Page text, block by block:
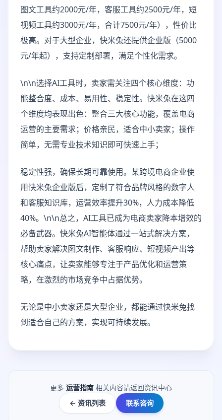
图文工具约2000元/年，客服工具约2500元/年，短
视频工具约3000元/年，合计7500元/年），性价比
极高。对于大型企业，快米兔还提供企业版（5000
元/年起），支持定制部署，满足个性化需求。
\n\n选择AI工具时，卖家需关注四个核心维度：功
能整合度、成本、易用性、稳定性。快米兔在这四
个维度均表现出色：整合三大核心功能，覆盖电商
运营的主要需求；价格亲民，适合中小卖家；操作
简单，无需专业技术知识即可快速上手；
稳定性强，确保长期可靠使用。某跨境电商企业使
用快米兔企业版后，定制了符合品牌风格的数字人
和客服知识库，运营效率提升30%，人力成本降低
40%。\n\n总之，AI工具已成为电商卖家降本增效的
必备武器。快米兔AI智能体通过一站式解决方案，
帮助卖家解决图文制作、客服响应、短视频产出等
核心痛点，让卖家能够专注于产品优化和运营策
略，在激烈的市场竞争中占据优势。
无论是中小卖家还是大型企业，都能通过快米兔找
到适合自己的方案，实现可持续发展。
更多 运营指南 相关内容请返回资讯中心
← 资讯列表
联系咨询